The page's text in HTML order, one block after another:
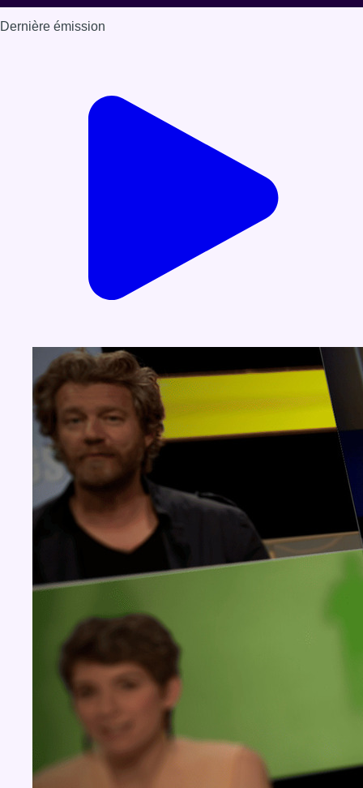
Dernière émission